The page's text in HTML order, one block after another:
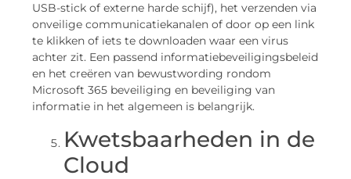
USB-stick of externe harde schijf), het verzenden via
onveilige communicatiekanalen of door op een link
te klikken of iets te downloaden waar een virus
achter zit. Een passend informatiebeveiligingsbeleid
en het creëren van bewustwording rondom
Microsoft 365 beveiliging en beveiliging van
informatie in het algemeen is belangrijk.
Kwetsbaarheden in de
Cloud